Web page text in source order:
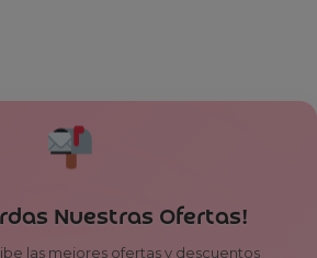
Nuestras Ofertas!
las mejores ofertas y descuentos